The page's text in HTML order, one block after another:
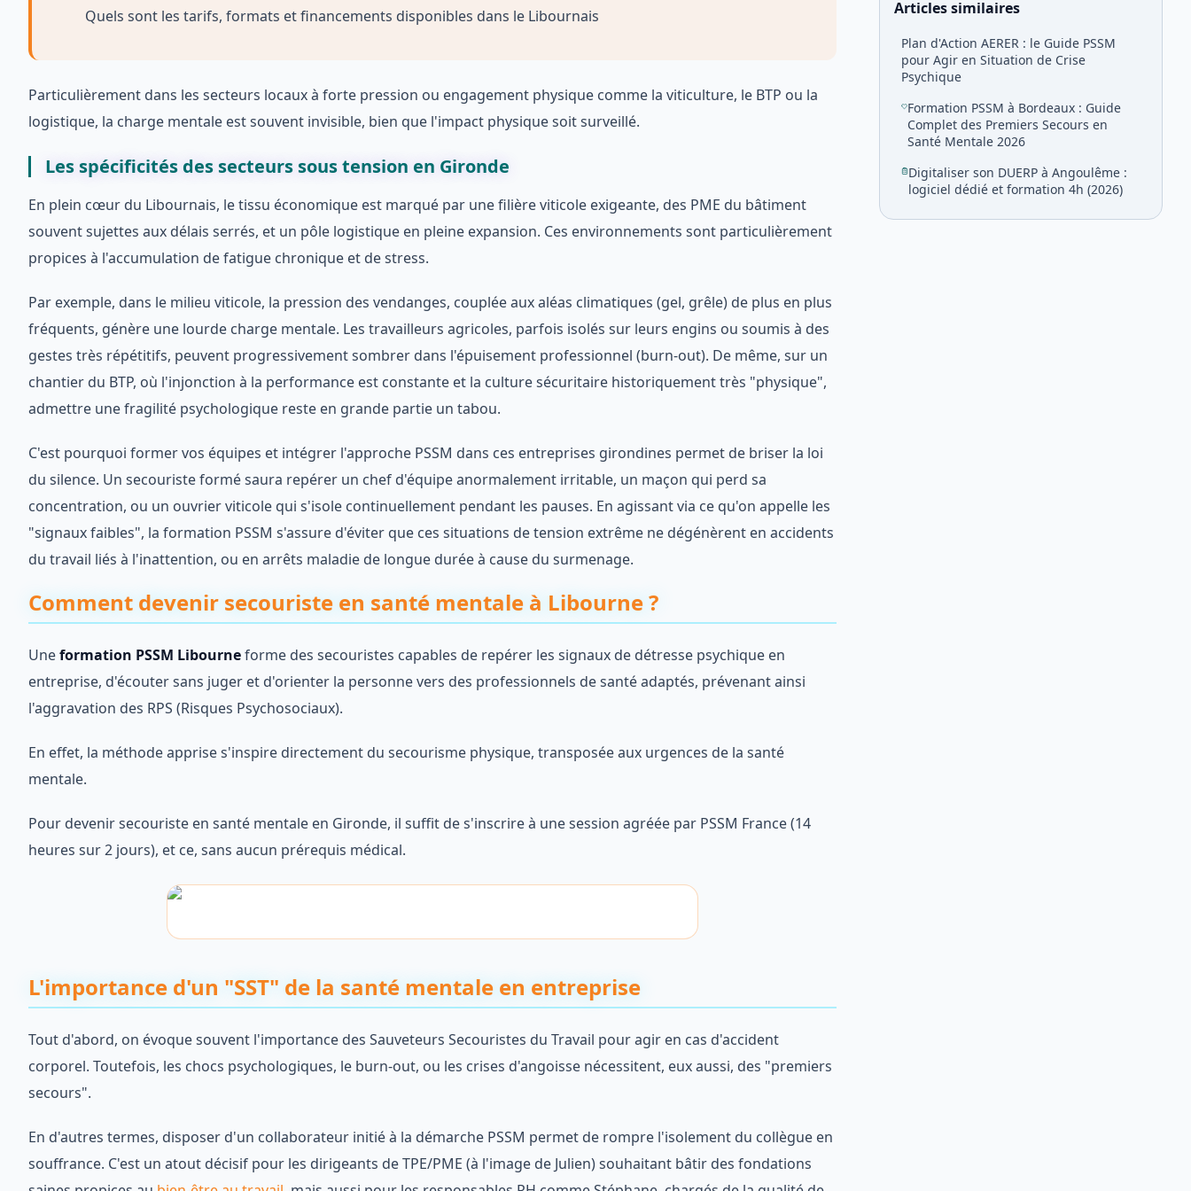
Quels sont les tarifs, formats et financements disponibles dans le Libournais
Particulièrement dans les secteurs locaux à forte pression ou engagement physique comme la viticulture, le BTP ou la
logistique, la charge mentale est souvent invisible, bien que l'impact physique soit surveillé.
Les spécificités des secteurs sous tension en Gironde
En plein cœur du Libournais, le tissu économique est marqué par une filière viticole exigeante, des PME du bâtiment
souvent sujettes aux délais serrés, et un pôle logistique en pleine expansion. Ces environnements sont particulièrement
propices à l'accumulation de fatigue chronique et de stress.
Par exemple, dans le milieu viticole, la pression des vendanges, couplée aux aléas climatiques (gel, grêle) de plus en plus
fréquents, génère une lourde charge mentale. Les travailleurs agricoles, parfois isolés sur leurs engins ou soumis à des
gestes très répétitifs, peuvent progressivement sombrer dans l'épuisement professionnel (burn-out). De même, sur un
chantier du BTP, où l'injonction à la performance est constante et la culture sécuritaire historiquement très "physique",
admettre une fragilité psychologique reste en grande partie un tabou.
C'est pourquoi former vos équipes et intégrer l'approche PSSM dans ces entreprises girondines permet de briser la loi
du silence. Un secouriste formé saura repérer un chef d'équipe anormalement irritable, un maçon qui perd sa
concentration, ou un ouvrier viticole qui s'isole continuellement pendant les pauses. En agissant via ce qu'on appelle les
"signaux faibles", la formation PSSM s'assure d'éviter que ces situations de tension extrême ne dégénèrent en accidents
du travail liés à l'inattention, ou en arrêts maladie de longue durée à cause du surmenage.
Comment devenir secouriste en santé mentale à Libourne ?
Uneformation PSSM Libourneforme des secouristes capables de repérer les signaux de détresse psychique en
entreprise, d'écouter sans juger et d'orienter la personne vers des professionnels de santé adaptés, prévenant ainsi
l'aggravation des RPS (Risques Psychosociaux).
En effet, la méthode apprise s'inspire directement du secourisme physique, transposée aux urgences de la santé
mentale.
Pour devenir secouriste en santé mentale en Gironde, il suffit de s'inscrire à une session agréée par PSSM France (14
heures sur 2 jours), et ce, sans aucun prérequis médical.
L'importance d'un "SST" de la santé mentale en entreprise
Tout d'abord, on évoque souvent l'importance des Sauveteurs Secouristes du Travail pour agir en cas d'accident
corporel. Toutefois, les chocs psychologiques, le burn-out, ou les crises d'angoisse nécessitent, eux aussi, des "premiers
secours".
En d'autres termes, disposer d'un collaborateur initié à la démarche PSSM permet de rompre l'isolement du collègue en
souffrance. C'est un atout décisif pour les dirigeants de TPE/PME (à l'image de Julien) souhaitant bâtir des fondations
Articles similaires
Plan d'Action AERER : le Guide PSSM
pour Agir en Situation de Crise
Psychique
Formation PSSM à Bordeaux : Guide
Complet des Premiers Secours en
Santé Mentale 2026
Digitaliser son DUERP à Angoulême :
logiciel dédié et formation 4h (2026)